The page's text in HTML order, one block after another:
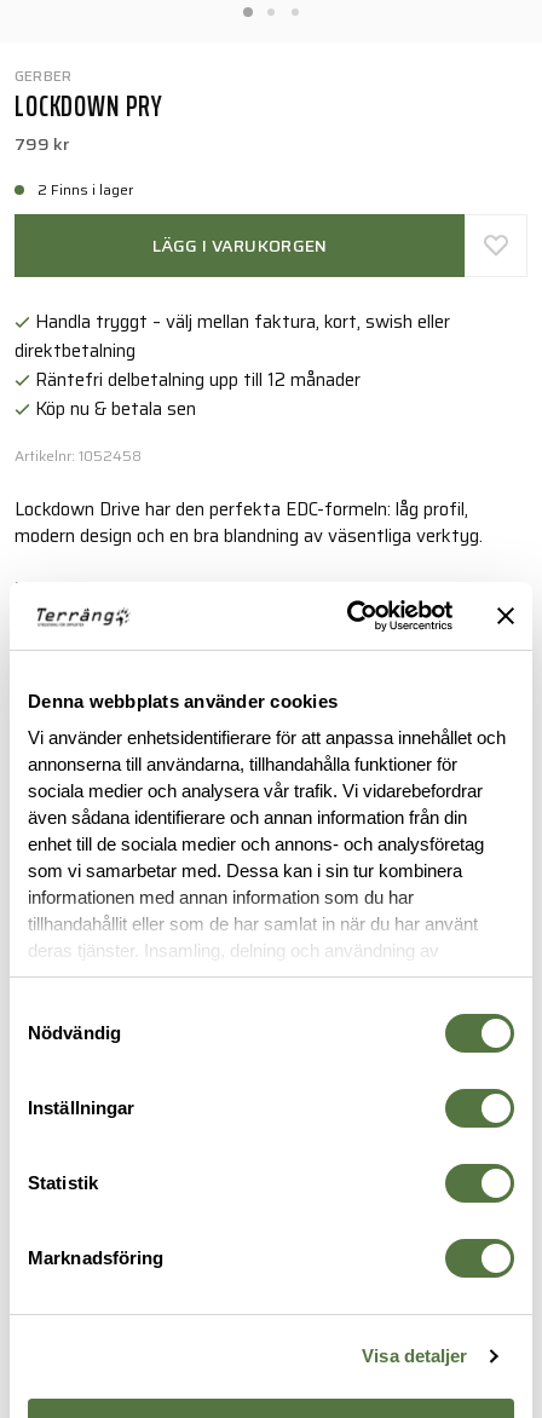
Denna webbplats använder cookies
Vi använder enhetsidentifierare för att anpassa innehållet och
annonserna till användarna, tillhandahålla funktioner för
sociala medier och analysera vår trafik. Vi vidarebefordrar
även sådana identifierare och annan information från din
enhet till de sociala medier och annons- och analysföretag
som vi samarbetar med. Dessa kan i sin tur kombinera
informationen med annan information som du har
tillhandahållit eller som de har samlat in när du har använt
deras tjänster. Insamling, delning och användning av
personuppgifter kan användas för personalisering av
Nödvändig
Inställningar
Statistik
Marknadsföring
Visa detaljer
GERBER
LOCKDOWN PRY
799 kr
2 Finns i lager
LÄGG I VARUKORGEN
Handla tryggt – välj mellan faktura, kort, swish eller
direktbetalning
Räntefri delbetalning upp till 12 månader
Köp nu & betala sen
Artikelnr: 1052458
Lockdown Drive har den perfekta EDC-formeln: låg profil,
modern design och en bra blandning av väsentliga verktyg.
Läs mer
RECENSIONER
OM VARUMÄRKET
MULTIVERKTYG
LEATHERMAN
2 195 kr
399 kr